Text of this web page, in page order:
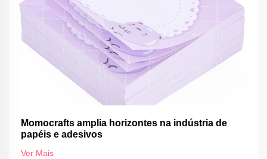
Momocrafts amplia horizontes na indústria de
papéis e adesivos
Ver Mais